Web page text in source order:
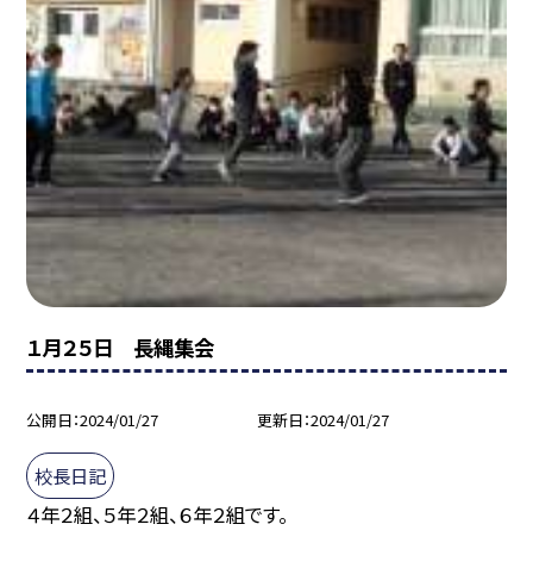
１月２５日 長縄集会
公開日 2024/01/27 更新日 2024/01/27
校長日記
４年２組、５年２組、６年２組です。